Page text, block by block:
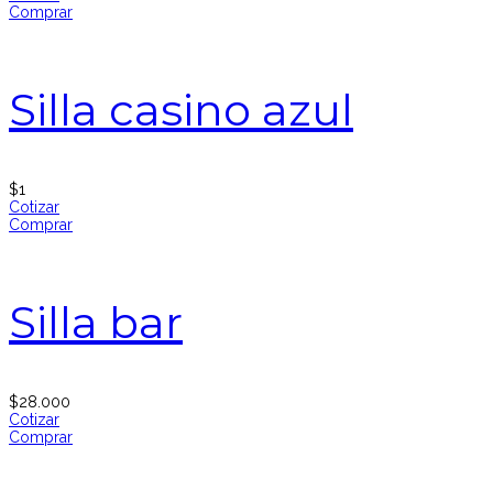
Comprar
Silla casino azul
$1
Cotizar
Comprar
Silla bar
$28.000
Cotizar
Comprar